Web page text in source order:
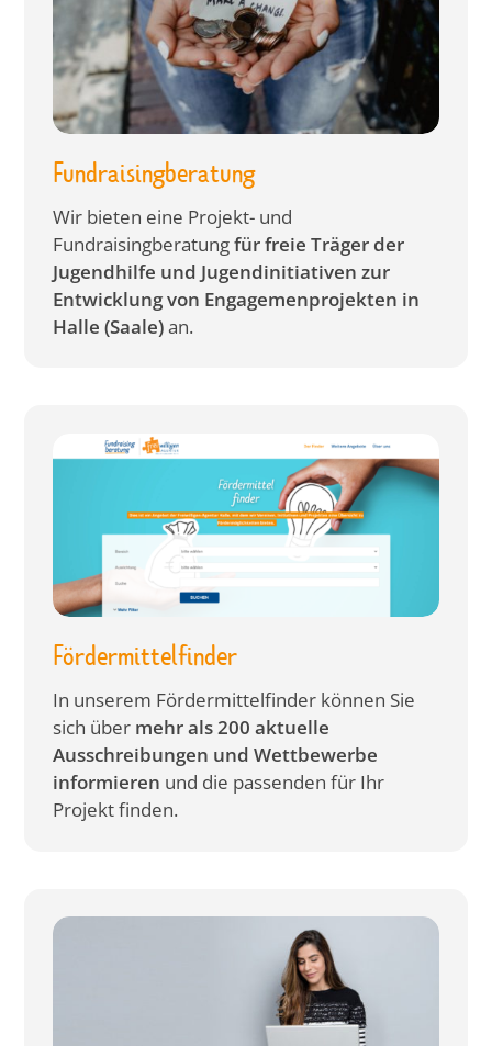
Fundraisingberatung
Wir bieten eine Projekt- und
Fundraisingberatungfür freie Träger der
Jugendhilfe und Jugendinitiativen zur
Entwicklung von Engagemenprojekten in
Halle (Saale)an.
Fördermittelfinder
In unserem Fördermittelfinder können Sie
sich über mehr als 200 aktuelle
Ausschreibungen und Wettbewerbe
informieren und die passenden für Ihr
Projekt finden.